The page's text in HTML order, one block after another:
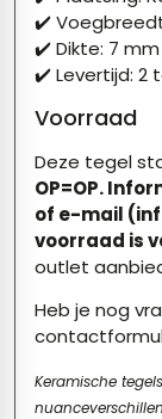
✔️
✔️ Dikte: 7 mm
✔️ Levertijd: 2
Voorraad
Deze tegel
OP=OP.
of e-mail
voorraad is
outlet
Heb je nog
Keramische